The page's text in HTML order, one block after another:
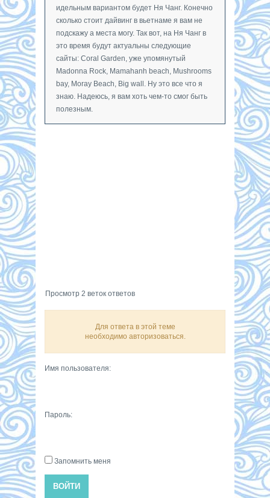
идельным вариантом будет Ня Чанг. Конечно
сколько стоит дайвинг в вьетнаме я вам не
подскажу а места могу. Так вот, на Ня Чанг в
это время будут актуальны следующие
сайты: Coral Garden, уже упомянутый
Madonna Rock, Mamahanh beach, Mushrooms
bay, Moray Beach, Big wall. Ну это все что я
знаю. Надеюсь, я вам хоть чем-то смог быть
полезным.
Просмотр 2 веток ответов
Для ответа в этой теме
необходимо авторизоваться.
Имя пользователя:
Пароль:
Запомнить меня
ВОЙТИ